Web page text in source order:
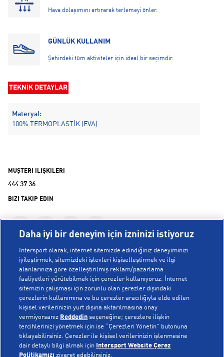
Hava dolaşımını artırarak terlemeyi önler.
GÜNLÜK KULLANIM
Şehirdeki tüm aktiviteler için ideal bir seçimdir.
TEKNİK DETAYLAR
Materyal:
100% TERMOPLASTİK (EVA)
MÜŞTERİ İLİŞKİLERİ
444 37 36
BİZİ TAKİP EDİN
KURUMSAL
Hakkımızda
Mağazalarımız
Bilgi Toplumu Hizmetleri
Gizlilik Politikası
YARDIM
Sipariş Takibi
İptal & İade
POPÜLER KOLEKSİYONLAR
Daha iyi bir deneyim için izninizi istiyoruz
Intersport olarak, internet sitemizde edindiğiniz deneyiminizi
iyileştirmek, sitemizdeki işlevleri kişiselleştirmek ve ilgi
alanlarınıza göre özelleştirilmiş reklam/pazarlama
faaliyetleri yürütebilmek için çerezler kullanıyoruz. İnternet
sitemizin çalışması için zorunlu olan çerezler dışındaki
çerezlerin kullanımına ve bu çerezler aracılığıyla elde edilen
kişisel verilerinizin yurt dışına aktarılmasına onay
vermiyorsanız Reddedin seçeneğine; çerezlere ilişkin
tercihlerinizi yönetmek için ise “Çerezleri Yönetin” butonuna
tıklayabilirsiniz. Çerezler ile kişisel verilerinizin işlenmesine
dair detaylı bilgi almak için
Intersport Website Çerez
Politikamızıziyaret edebilirsiniz.